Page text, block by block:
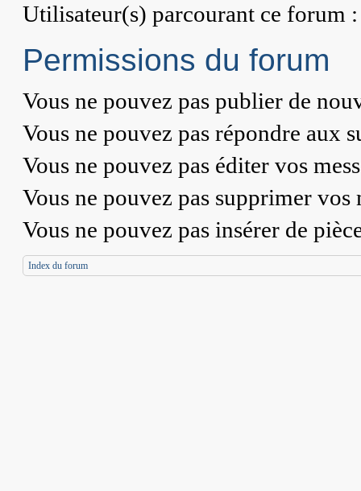
Utilisateur(s) parcourant ce forum
Permissions du forum
Vous ne pouvez pas publier de
Vous ne pouvez pas répondre aux
Vous ne pouvez pas éditer vos
Vous ne pouvez pas supprimer vos
Vous ne pouvez pas insérer de
Index du forum